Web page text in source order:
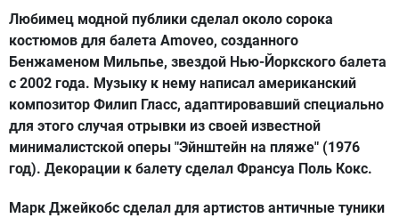
Любимец модной публики сделал около сорока
костюмов для балета Amoveo, созданного
Бенжаменом Мильпье, звездой Нью-Йоркского балета
с 2002 года. Музыку к нему написал американский
композитор Филип Гласс, адаптировавший специально
для этого случая отрывки из своей известной
минималистской оперы "Эйнштейн на пляже" (1976
год). Декорации к балету сделал Франсуа Поль Кокс.
Марк Джейкобс сделал для артистов античные туники